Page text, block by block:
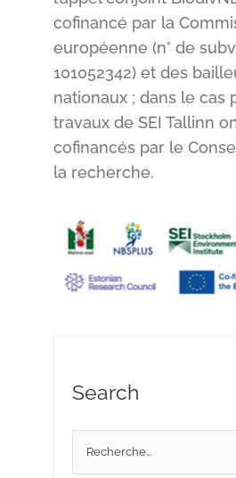
cofinancé par la
européenne (n° de
101052342) et des
nationaux ; dans le cas
travaux de SEI Tallinn
cofinancés par le
la recherche.
Search